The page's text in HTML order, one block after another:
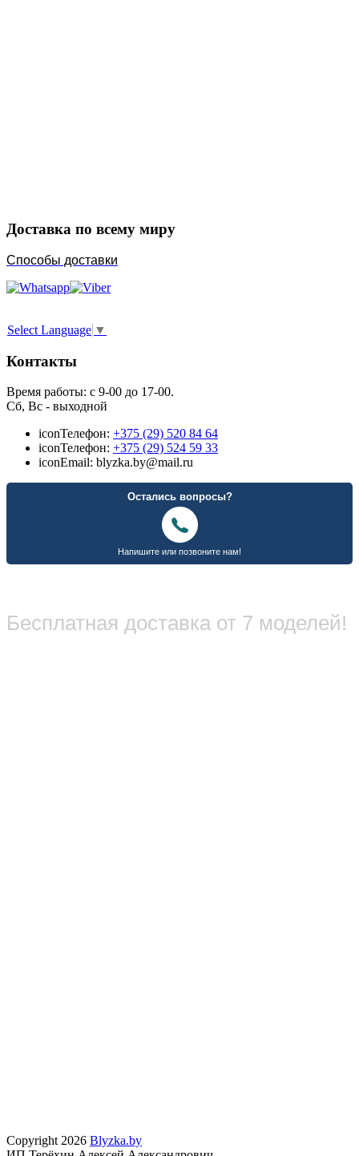
Доставка по всему миру
Способы доставки
Select Language ▼
Контакты
Время работы: с 9-00 до 17-00.
Сб, Вс - выходной
iconТелефон: +375 (29) 520 84 64
iconТелефон: +375 (29) 524 59 33
iconEmail: blyzka.by@mail.ru
Бесплатная доставка от 7 моделей!
Copyright 2026 Blyzka.by